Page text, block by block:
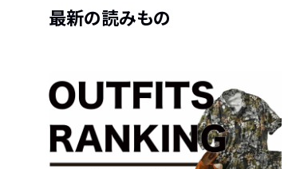
最新の読みもの